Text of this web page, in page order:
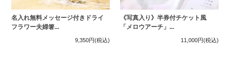
名入れ無料メッセージ付きドライ
フラワー夫婦箸...
9,350円(税込)
《写真入り》半券付チケット風
「メロウアーチ」...
11,000円(税込)